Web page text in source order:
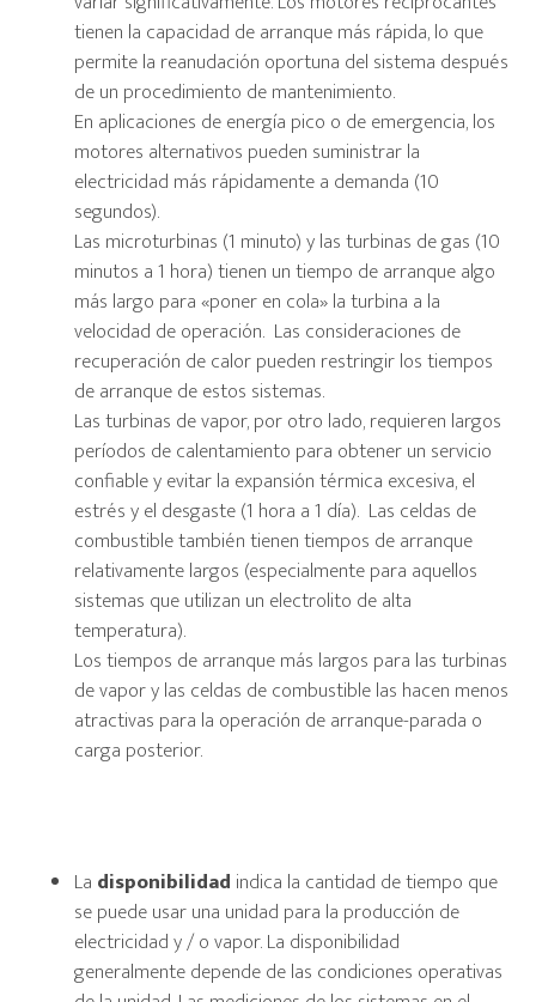
tienen la capacidad de arranque más rápida, lo que
permite la reanudación oportuna del sistema después
de un procedimiento de mantenimiento.
En aplicaciones de energía pico o de emergencia, los
motores alternativos pueden suministrar la
electricidad más rápidamente a demanda (10
segundos).
Las microturbinas (1 minuto) y las turbinas de gas (10
minutos a 1 hora) tienen un tiempo de arranque algo
más largo para «poner en cola» la turbina a la
velocidad de operación. Las consideraciones de
recuperación de calor pueden restringir los tiempos
de arranque de estos sistemas.
Las turbinas de vapor, por otro lado, requieren largos
períodos de calentamiento para obtener un servicio
confiable y evitar la expansión térmica excesiva, el
estrés y el desgaste (1 hora a 1 día). Las celdas de
combustible también tienen tiempos de arranque
relativamente largos (especialmente para aquellos
sistemas que utilizan un electrolito de alta
temperatura).
Los tiempos de arranque más largos para las turbinas
de vapor y las celdas de combustible las hacen menos
atractivas para la operación de arranque-parada o
carga posterior.
La disponibilidad indica la cantidad de tiempo que
se puede usar una unidad para la producción de
electricidad y / o vapor. La disponibilidad
generalmente depende de las condiciones operativas